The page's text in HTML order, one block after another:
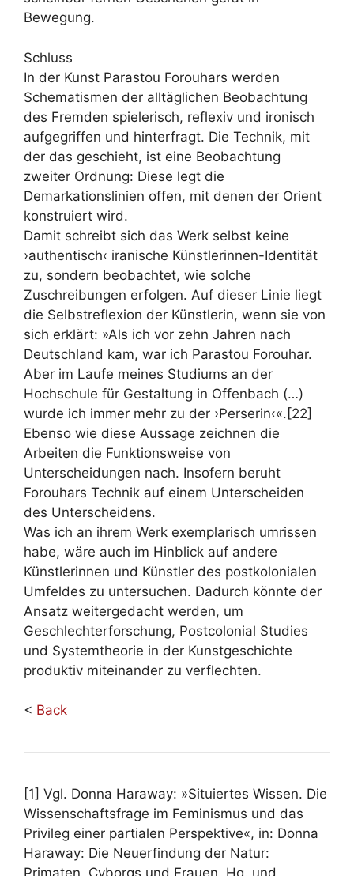
Bewegung.
Schluss
In der Kunst Parastou Forouhars werden
Schematismen der alltäglichen Beobachtung
des Fremden spielerisch, reflexiv und ironisch
aufgegriffen und hinterfragt. Die Technik, mit
der das geschieht, ist eine Beobachtung
zweiter Ordnung: Diese legt die
Demarkationslinien offen, mit denen der Orient
konstruiert wird.
Damit schreibt sich das Werk selbst keine
›authentisch‹ iranische Künstlerinnen-Identität
zu, sondern beobachtet, wie solche
Zuschreibungen erfolgen. Auf dieser Linie liegt
die Selbstreflexion der Künstlerin, wenn sie von
sich erklärt: »Als ich vor zehn Jahren nach
Deutschland kam, war ich Parastou Forouhar.
Aber im Laufe meines Studiums an der
Hochschule für Gestaltung in Offenbach (…)
wurde ich immer mehr zu der ›Perserin‹«.[22]
Ebenso wie diese Aussage zeichnen die
Arbeiten die Funktionsweise von
Unterscheidungen nach. Insofern beruht
Forouhars Technik auf einem Unterscheiden
des Unterscheidens.
Was ich an ihrem Werk exemplarisch umrissen
habe, wäre auch im Hinblick auf andere
Künstlerinnen und Künstler des postkolonialen
Umfeldes zu untersuchen. Dadurch könnte der
Ansatz weitergedacht werden, um
Geschlechterforschung, Postcolonial Studies
und Systemtheorie in der Kunstgeschichte
produktiv miteinander zu verflechten.
< Back
[1] Vgl. Donna Haraway: »Situiertes Wissen. Die
Wissenschaftsfrage im Feminismus und das
Privileg einer partialen Perspektive«, in: Donna
Haraway: Die Neuerfindung der Natur:
Primaten, Cyborgs und Frauen. Hg. und